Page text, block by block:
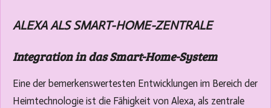
ALEXA ALS SMART-HOME-ZENTRALE
Integration in das Smart-Home-System
Eine der bemerkenswertesten Entwicklungen im Bereich der
Heimtechnologie ist die Fähigkeit von Alexa, als zentrale